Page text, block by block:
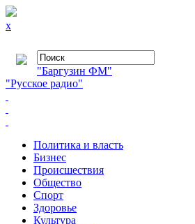
x
"Баргузин ФМ"
"Русское радио"
Политика и власть
Бизнес
Происшествия
Общество
Cпорт
Здоровье
Культура